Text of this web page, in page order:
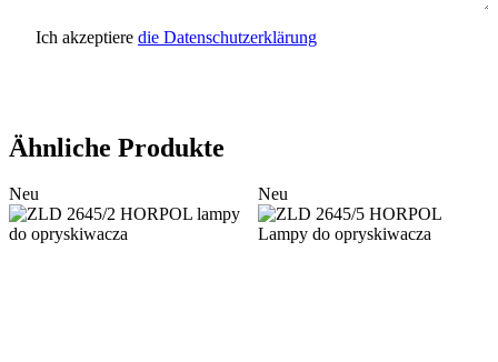
Ich akzeptiere die Datenschutzerklärung
Ähnliche Produkte
Neu Neu